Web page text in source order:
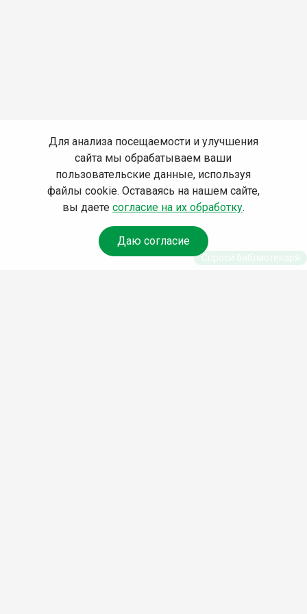
Для анализа посещаемости и улучшения
сайта мы обрабатываем ваши
пользовательские данные, используя
файлы cookie. Оставаясь на нашем сайте,
вы даете согласие на их обработку.
Даю согласие
Спроси библиотекаря